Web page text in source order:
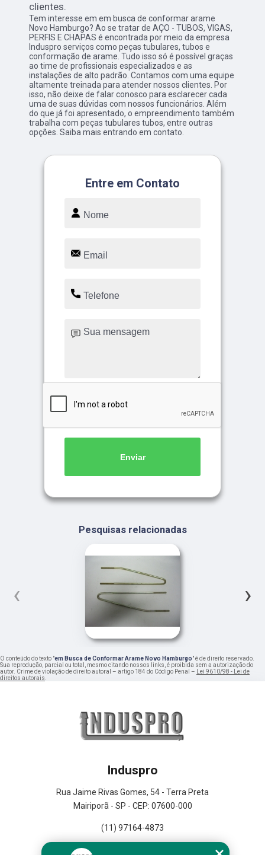
clientes.
Tem interesse em em busca de conformar arame
Novo Hamburgo? Ao se tratar de AÇO - TUBOS, VIGAS,
PERFIS E CHAPAS é encontrada por meio da empresa
Induspro serviços como peças tubulares, tubos e
conformação de arame. Tudo isso só é possível graças
ao time de profissionais especializados e as
instalações de alto padrão. Contamos com uma equipe
altamente treinada para atender nossos clientes. Por
isso, não deixe de falar conosco para esclarecer cada
uma de suas dúvidas com nossos funcionários. Além
do que já foi apresentado, o empreendimento também
trabalha com peças tubulares tubos, entre outras
opções. Saiba mais entrando em contato.
Entre em Contato
Enviar
Pesquisas relacionadas
‹ ›
O conteúdo do texto "em Busca de Conformar Arame Novo Hamburgo" é de direito reservado.
Sua reprodução, parcial ou total, mesmo citando nossos links, é proibida sem a autorização do
autor. Crime de violação de direito autoral – artigo 184 do Código Penal – Lei 9610/98 - Lei de
direitos autorais.
Induspro
Rua Jaime Rivas Gomes, 54 - Terra Preta
Mairiporã - SP - CEP: 07600-000
(11) 97164-4873